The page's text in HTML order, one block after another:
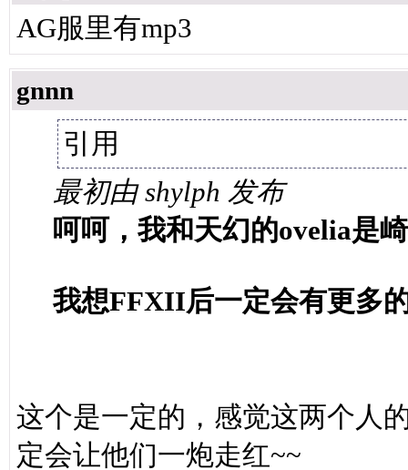
AG服里有mp3
gnnn
引用
最初由 shylph 发布
呵呵，我和天幻的ovelia是
我想FFXII后一定会有更多
这个是一定的，感觉这两个人
定会让他们一炮走红~~